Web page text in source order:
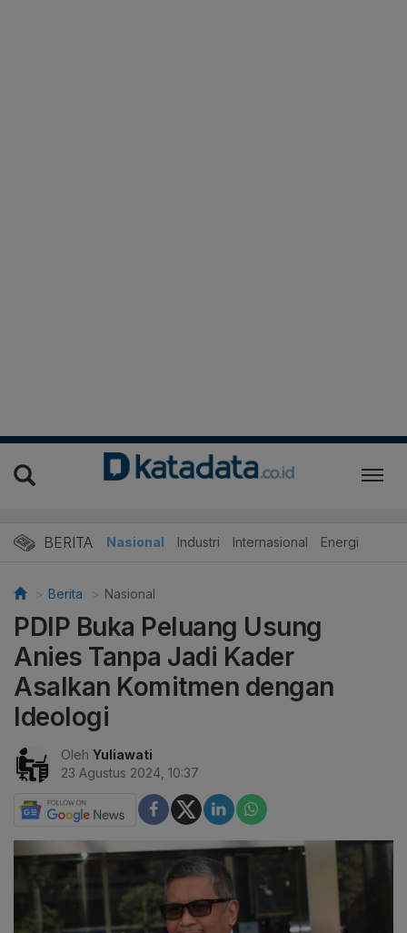
BERITA Nasional Industri Internasional Energi
Berita Nasional
PDIP Buka Peluang Usung
Anies Tanpa Jadi Kader
Asalkan Komitmen dengan
Ideologi
Oleh Yuliawati
23 Agustus 2024, 10:37